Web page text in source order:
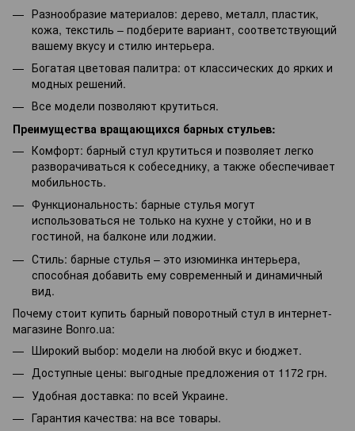
Разнообразие материалов: дерево, металл, пластик,
кожа, текстиль – подберите вариант, соответствующий
вашему вкусу и стилю интерьера.
Богатая цветовая палитра: от классических до ярких и
модных решений.
Все модели позволяют крутиться.
Преимущества вращающихся барных стульев:
Комфорт: барный стул крутиться и позволяет легко
разворачиваться к собеседнику, а также обеспечивает
мобильность.
Функциональность: барные стулья могут
использоваться не только на кухне у стойки, но и в
гостиной, на балконе или лоджии.
Стиль: барные стулья – это изюминка интерьера,
способная добавить ему современный и динамичный
вид.
Почему стоит купить барный поворотный стул в интернет-
магазине Bonro.ua:
Широкий выбор: модели на любой вкус и бюджет.
Доступные цены: выгодные предложения от 1172 грн.
Удобная доставка: по всей Украине.
Гарантия качества: на все товары.